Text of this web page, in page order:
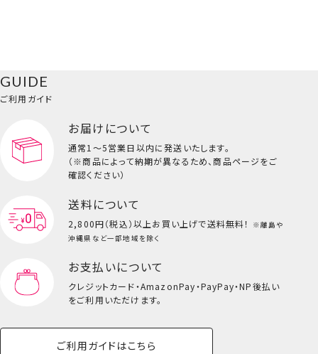
GUIDE
ご利用ガイド
お届けについて
通常1～5営業日以内に発送いたします。
（※商品によって納期が異なるため、商品ページをご
確認ください）
送料について
2,800円（税込）以上お買い上げで送料無料！
※離島や
沖縄県など一部地域を除く
お支払いについて
クレジットカード・AmazonPay・PayPay・NP後払い
をご利用いただけます。
ご利用ガイドはこちら